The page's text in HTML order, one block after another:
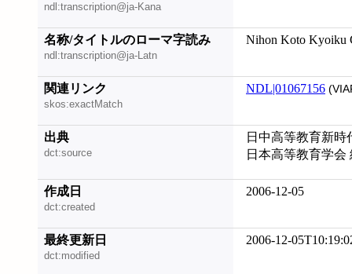
ndl:transcription@ja-Kana
名称/タイトルのローマ字読み
ndl:transcription@ja-Latn
Nihon Koto Kyoiku
関連リンク
skos:exactMatch
NDL|01067156
出典
dct:source
日中高等教育新
日本高等教育学会
作成日
dct:created
2006-12-05
最終更新日
dct:modified
2006-12-